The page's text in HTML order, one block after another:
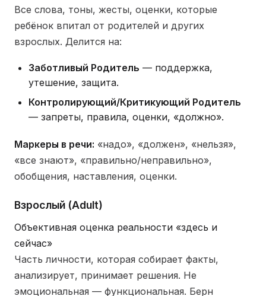
Все слова, тоны, жесты, оценки, которые
ребёнок впитал от родителей и других
взрослых. Делится на:
Заботливый Родитель — поддержка,
утешение, защита.
Контролирующий/Критикующий Родитель
— запреты, правила, оценки, «должно».
Маркеры в речи: «надо», «должен», «нельзя»,
«все знают», «правильно/неправильно»,
обобщения, наставления, оценки.
Взрослый (Adult)
Объективная оценка реальности «здесь и
сейчас»
Часть личности, которая собирает факты,
анализирует, принимает решения. Не
эмоциональная — функциональная. Берн